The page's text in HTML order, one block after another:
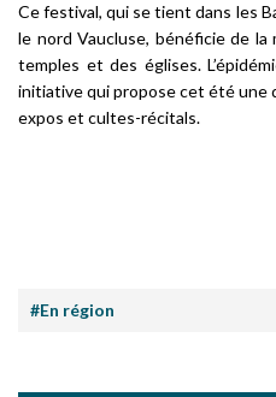
Ce festival, qui se tient dans les
le nord Vaucluse, bénéficie de
temples et des églises.
initiative qui propose cet été une
expos et cultes-récitals.
#En région